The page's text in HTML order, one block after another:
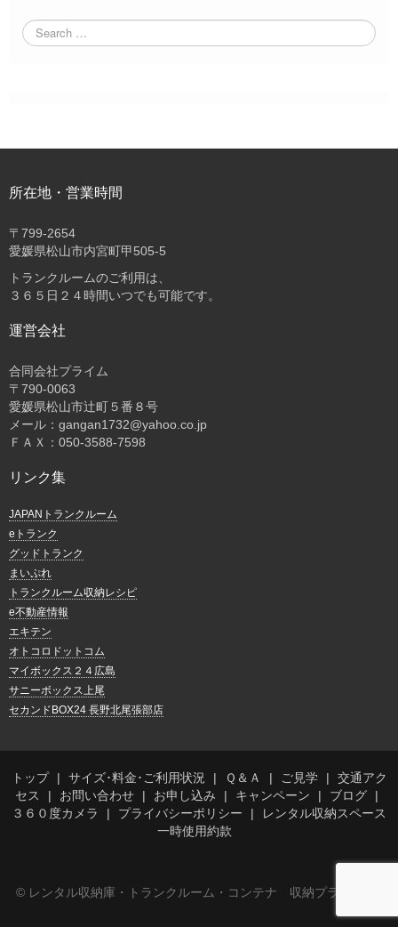
所在地・営業時間
〒 799-2654
愛媛県松山市内宮町甲505-5
トランクルームのご利用は、
３６５日２４時間いつでも可能です。
運営会社
合同会社プライム
〒 790-0063
愛媛県松山市辻町５番８号
メール：gangan1732@yahoo.co.jp
ＦＡＸ：050-3588-7598
リンク集
JAPANトランクルーム
eトランク
グッドトランク
まいぷれ
トランクルーム収納レシピ
e不動産情報
エキテン
オトコロドットコム
マイボックス２４広島
サニーボックス上尾
セカンドBOX24 長野北尾張部店
トップ サイズ･料金･ご利用状況 Ｑ＆Ａ ご見学
交通アク
セス
お問い合わせ お申し込み キャンペーン
ブログ
３６０度カメラ
プライバシーポリシー
レンタル収納スペース
一時使用約款
© レンタル収納庫・トランクルーム・コンテナ 収納プラス内宮店